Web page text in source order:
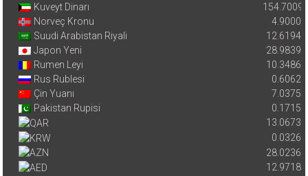
Kuveyt Dinarı
154.7009
Norveç Kronu
4.9000
Suudi Arabistan Riyali
12.6194
Japon Yeni
28.9839
Rumen Leyi
10.3486
Rus Rublesi
0.6062
Çin Yuanı
7.0375
Pakistan Rupisi
0.1715
13.0673
0.0326
28.0236
12.9718